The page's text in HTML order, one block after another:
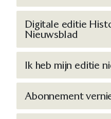
Digitale editie
Nieuwsblad
Ik heb mijn editie
Abonnement